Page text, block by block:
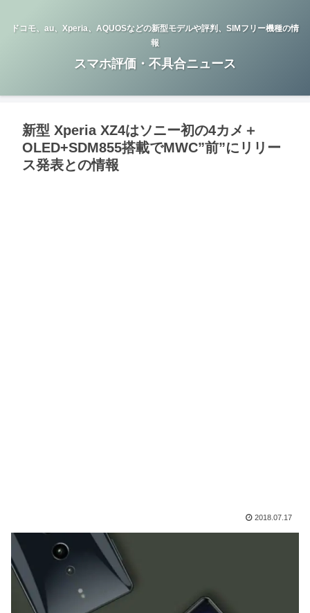
ドコモ、au、Xperia、AQUOSなどの新型モデルや評判、SIMフリー機種の情
報
スマホ評価・不具合ニュース
新型 Xperia XZ4はソニー初の4カメ＋
OLED+SDM855搭載でMWC”前”にリリー
ス発表との情報
2018.07.17